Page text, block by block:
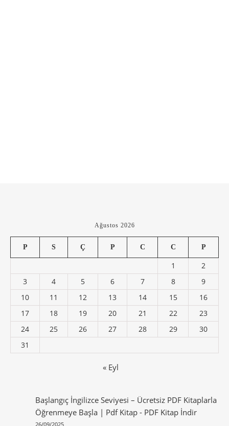
Ağustos 2026
P S Ç P C C P
1
2
3
4 5 6 7 8
9
10
11 12 13 14 15
16
17
18 19 20 21 22
23
24
25 26 27 28 29
30
31
« Eyl
Başlangıç İngilizce Seviyesi – Ücretsiz PDF Kitaplarla
Öğrenmeye Başla | Pdf Kitap- PDF Kitap İndir
26/09/2025